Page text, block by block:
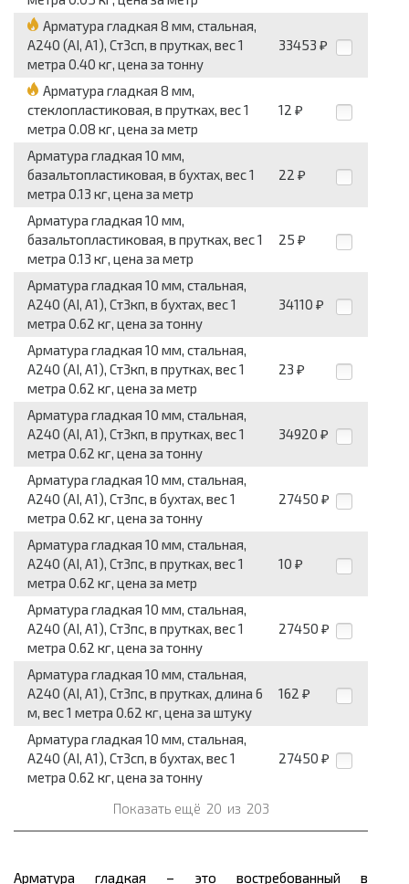
Арматура гладкая 8 мм, стальная,
А240 (АI, А1), Ст3сп, в прутках, вес 1
метра 0.40 кг, цена за тонну
33453 ₽
Арматура гладкая 8 мм,
стеклопластиковая, в прутках, вес 1
метра 0.08 кг, цена за метр
12 ₽
Арматура гладкая 10 мм,
базальтопластиковая, в бухтах, вес 1
метра 0.13 кг, цена за метр
22 ₽
Арматура гладкая 10 мм,
базальтопластиковая, в прутках, вес 1
метра 0.13 кг, цена за метр
25 ₽
Арматура гладкая 10 мм, стальная,
А240 (АI, А1), Ст3кп, в бухтах, вес 1
метра 0.62 кг, цена за тонну
34110 ₽
Арматура гладкая 10 мм, стальная,
А240 (АI, А1), Ст3кп, в прутках, вес 1
метра 0.62 кг, цена за метр
23 ₽
Арматура гладкая 10 мм, стальная,
А240 (АI, А1), Ст3кп, в прутках, вес 1
метра 0.62 кг, цена за тонну
34920 ₽
Арматура гладкая 10 мм, стальная,
А240 (АI, А1), Ст3пс, в бухтах, вес 1
метра 0.62 кг, цена за тонну
27450 ₽
Арматура гладкая 10 мм, стальная,
А240 (АI, А1), Ст3пс, в прутках, вес 1
метра 0.62 кг, цена за метр
10 ₽
Арматура гладкая 10 мм, стальная,
А240 (АI, А1), Ст3пс, в прутках, вес 1
метра 0.62 кг, цена за тонну
27450 ₽
Арматура гладкая 10 мм, стальная,
А240 (АI, А1), Ст3пс, в прутках, длина 6
м, вес 1 метра 0.62 кг, цена за штуку
162 ₽
Арматура гладкая 10 мм, стальная,
А240 (АI, А1), Ст3сп, в бухтах, вес 1
метра 0.62 кг, цена за тонну
27450 ₽
Показать ещё 20 из 203
Арматура гладкая – это востребованный в